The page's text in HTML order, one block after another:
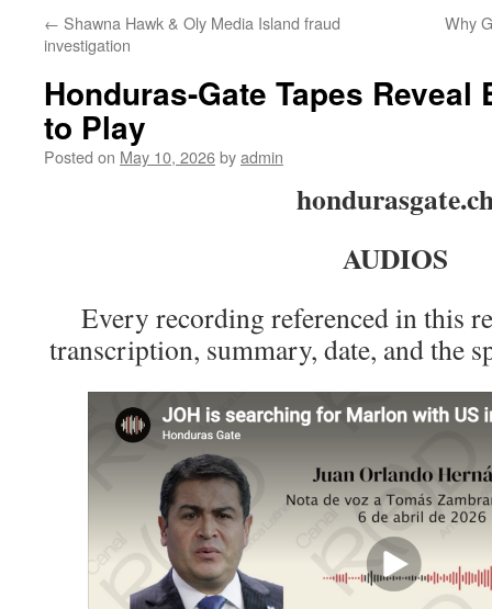
← Shawna Hawk & Oly Media Island fraud
investigation
Why
Honduras-Gate Tapes
to Play
Posted on May 10, 2026byadmin
AUDIOS
Every recording referenced in this
transcription, summary, date, and the